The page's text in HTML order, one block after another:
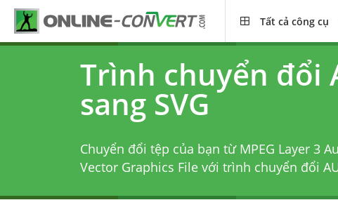
Tất cả công cụ
Trình chuyển đổi
sang SVG
Chuyển đổi tệp của bạn từ MPEG Layer 3
Vector Graphics File với trình chuyển đổi